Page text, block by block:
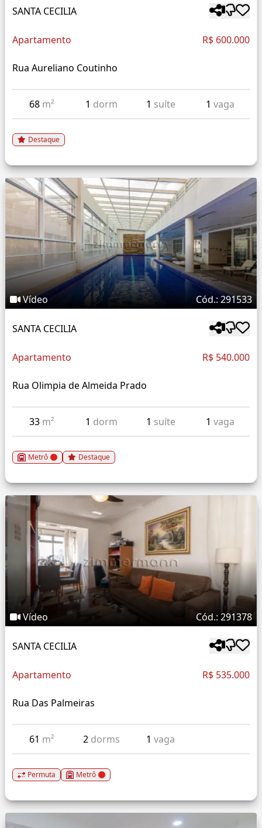
SANTA CECILIA
Apartamento R$ 600.000
Rua Aureliano Coutinho
68 m² 1 dorm 1 suíte 1 vaga
Destaque
Vídeo Cód.: 291533
SANTA CECILIA
Apartamento R$ 540.000
Rua Olimpia de Almeida Prado
33 m² 1 dorm 1 suíte 1 vaga
Metrô Destaque
Vídeo Cód.: 291378
SANTA CECILIA
Apartamento R$ 535.000
Rua Das Palmeiras
61 m² 2 dorms 1vaga
Permuta Metrô